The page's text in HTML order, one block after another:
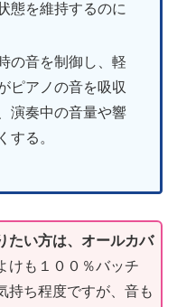
態を維持するのに
の音を制御し、軽
ピアノの音を吸収
演奏中の音量や響
する。
たい方は、オールカバ
けも１００％バッチ
持ち程度ですが、音も